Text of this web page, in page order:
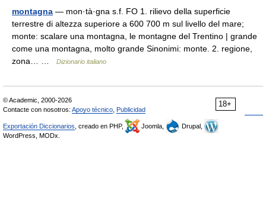
montagna — mon·tà·gna s.f. FO 1. rilievo della superficie
terrestre di altezza superiore a 600 700 m sul livello del mare;
monte: scalare una montagna, le montagne del Trentino | grande
come una montagna, molto grande Sinonimi: monte. 2. regione,
zona… …
Dizionario italiano
18+
© Academic, 2000-2026
Contacte con nosotros: Apoyo técnico Publicidad
Exportación Diccionarios , creado en PHP, Joomla,
Drupal,
WordPress, MODx.